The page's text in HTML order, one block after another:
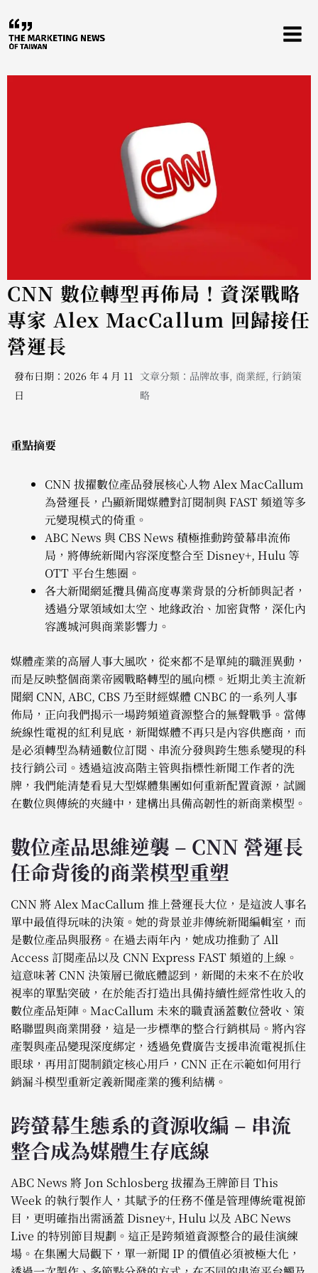
至
主
CNN 數位轉型再佈局！資深戰略
專家 Alex MacCallum 回歸接任
營運長
發布日期：2026 年 4 月 11
日
文章分類： 品牌故事, 商業經, 行銷策
略
重點摘要
CNN 拔擢數位產品發展核心人物 Alex MacCallum
為營運長，凸顯新聞媒體對訂閱制與 FAST 頻道等多
元變現模式的倚重。
ABC News 與 CBS News 積極推動跨螢幕串流佈
局，將傳統新聞內容深度整合至 Disney+, Hulu 等
OTT 平台生態圈。
各大新聞網延攬具備高度專業背景的分析師與記者，
透過分眾領域如太空、地緣政治、加密貨幣，深化內
容護城河與商業影響力。
媒體產業的高層人事大風吹，從來都不是單純的職涯異動，
而是反映整個商業帝國戰略轉型的風向標。近期北美主流新
聞網 CNN, ABC, CBS 乃至財經媒體 CNBC 的一系列人事
佈局，正向我們揭示一場跨頻道資源整合的無聲戰爭。當傳
統線性電視的紅利見底，新聞媒體不再只是內容供應商，而
是必須轉型為精通數位訂閱、串流分發與跨生態系變現的科
技行銷公司。透過這波高階主管與指標性新聞工作者的洗
牌，我們能清楚看見大型媒體集團如何重新配置資源，試圖
在數位與傳統的夾縫中，建構出具備高韌性的新商業模型。
數位產品思維逆襲 – CNN 營運長
任命背後的商業模型重塑
CNN 將 Alex MacCallum 推上營運長大位，是這波人事名
單中最值得玩味的決策。她的背景並非傳統新聞編輯室，而
是數位產品與服務。在過去兩年內，她成功推動了 All
Access 訂閱產品以及 CNN Express FAST 頻道的上線。
這意味著 CNN 決策層已徹底體認到，新聞的未來不在於收
視率的單點突破，在於能否打造出具備持續性經常性收入的
數位產品矩陣。MacCallum 未來的職責涵蓋數位營收、策
略聯盟與商業開發，這是一步標準的整合行銷棋局。將內容
產製與產品變現深度綁定，透過免費廣告支援串流電視抓住
眼球，再用訂閱制鎖定核心用戶，CNN 正在示範如何用行
銷漏斗模型重新定義新聞產業的獲利結構。
跨螢幕生態系的資源收編 – 串流
整合成為媒體生存底線
ABC News 將 Jon Schlosberg 拔擢為王牌節目 This
Week 的執行製作人，其賦予的任務不僅是管理傳統電視節
目，更明確指出需涵蓋 Disney+, Hulu 以及 ABC News
Live 的特別節目規劃。這正是跨頻道資源整合的最佳演練
場。在集團大局觀下，單一新聞 IP 的價值必須被極大化，